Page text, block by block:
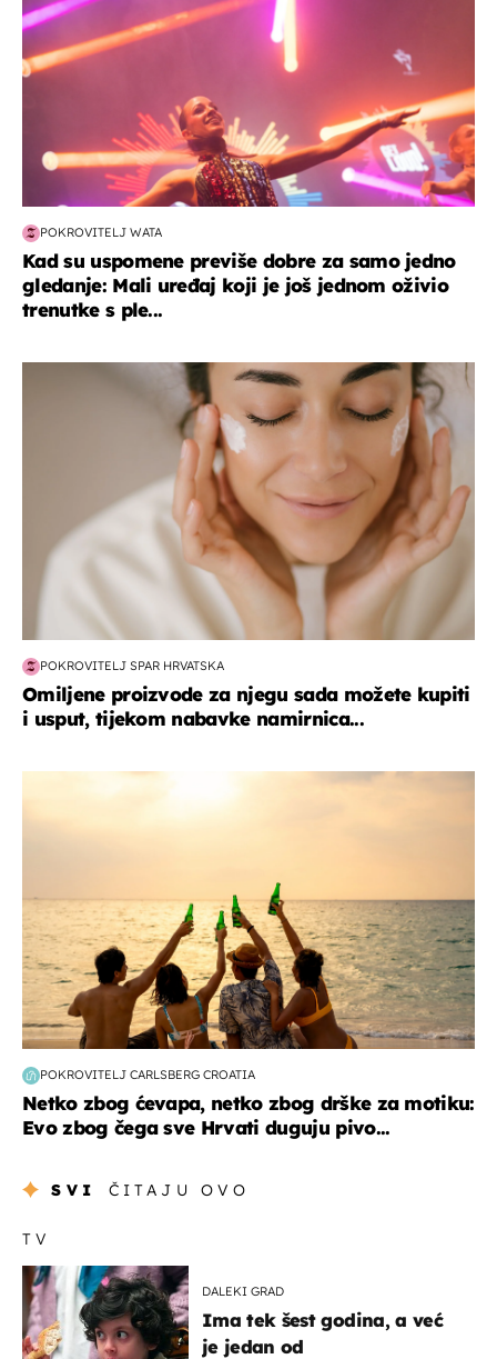
POKROVITELJ WATA
Kad su uspomene previše dobre za samo jedno
gledanje: Mali uređaj koji je još jednom oživio
trenutke s ple...
moda & ljepota
POKROVITELJ SPAR HRVATSKA
Omiljene proizvode za njegu sada možete kupiti
i usput, tijekom nabavke namirnica...
POKROVITELJ CARLSBERG CROATIA
Netko zbog ćevapa, netko zbog drške za motiku:
Evo zbog čega sve Hrvati duguju pivo...
SVI ČITAJU OVO
TV
DALEKI GRAD
Ima tek šest godina, a već
je jedan od